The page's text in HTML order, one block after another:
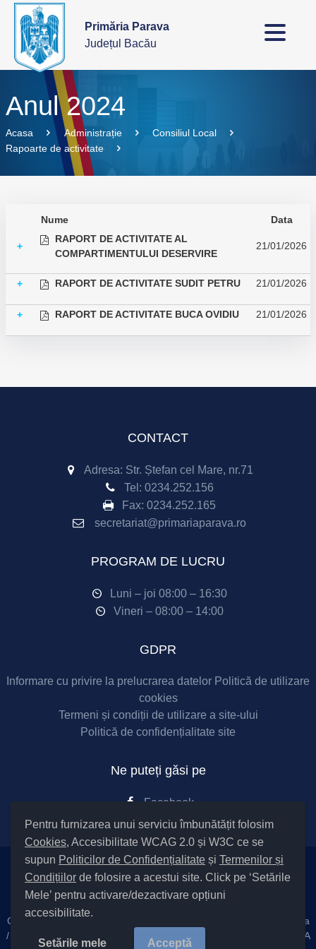
Pentru furnizarea unui serviciu îmbunătățit folosim
Cookies, Accesibilitate WCAG 2.0 și W3C ce se
supun Politicilor de Confidențialitate și Termenilor și
Condițiilor de folosire a acestui site. Click pe ‘Setările
Mele’ pentru activare/dezactivare opțiuni
accesibilitate.
Setările mele Acceptă
Primăria Parava
Județul Bacău
Anul 2024
Acasa Administrație
Consiliul Local
Rapoarte de activitate
Nume Data
+
RAPORT DE ACTIVITATE AL
COMPARTIMENTULUI DESERVIRE
21/01/2026
+ RAPORT DE ACTIVITATE SUDIT PETRU 21/01/2026
+ RAPORT DE ACTIVITATE BUCA OVIDIU 21/01/2026
CONTACT
Adresa: Str. Ștefan cel Mare, nr.71
Tel: 0234.252.156
Fax: 0234.252.165
secretariat@primariaparava.ro
PROGRAM DE LUCRU
Luni – joi 08:00 – 16:30
Vineri – 08:00 – 14:00
GDPR
Informare cu privire la prelucrarea datelor Politică de utilizare
cookies
Termeni și condiții de utilizare a site-ului
Politică de confidențialitate site
Ne puteți găsi pe
Facebook
Setări Cookies și Accesibilitate
Cod Județ 4 / Județul Bacău / Tipul UAT – 14 – C – Comuna Parava
/ Codul SIRUTA al Unității Administrativ Teritoriale COMUNA PARAVA